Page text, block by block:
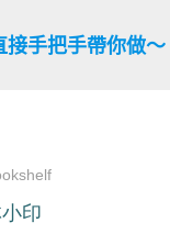
接手把手帶你做～